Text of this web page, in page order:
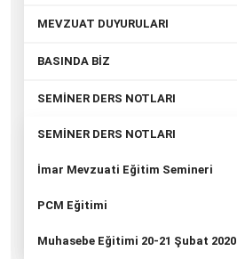
MEVZUAT DUYURULARI
BASINDA BİZ
SEMİNER DERS NOTLARI
SEMİNER DERS NOTLARI
İmar Mevzuati Eğitim Semineri
PCM Eğitimi
Muhasebe Eğitimi 20-21 Şubat 2020